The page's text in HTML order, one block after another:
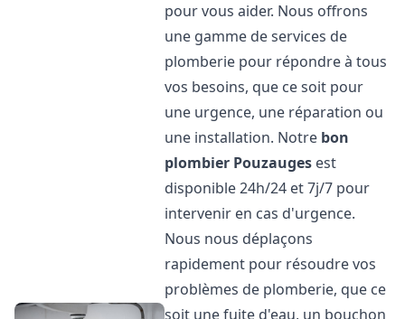
pour vous aider. Nous offrons
une gamme de services de
plomberie pour répondre à tous
vos besoins, que ce soit pour
une urgence, une réparation ou
une installation. Notre bon
plombier Pouzauges est
disponible 24h/24 et 7j/7 pour
intervenir en cas d'urgence.
Nous nous déplaçons
rapidement pour résoudre vos
problèmes de plomberie, que ce
soit une fuite d'eau, un bouchon